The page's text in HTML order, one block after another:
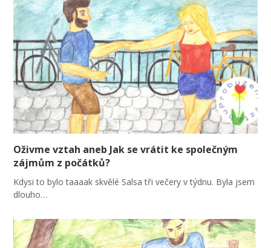
Oživme vztah aneb Jak se vrátit ke společným
zájmům z počátků?
Kdysi to bylo taaaak skvělé Salsa tři večery v týdnu. Byla jsem
dlouho…